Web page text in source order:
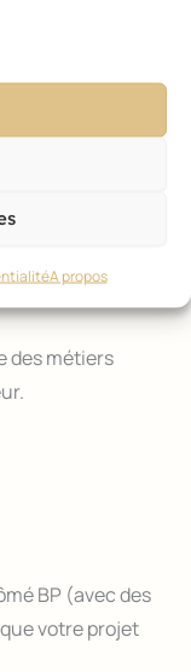
A propos
seuls titulaires
de maîtrise,
des métiers
BP (avec des
votre projet